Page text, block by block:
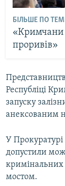
БІЛЬШЕ ПО
«Кримчани
проривів»
Республіці
запуску
анексованим
У
допустили
кримінальних
мостом.